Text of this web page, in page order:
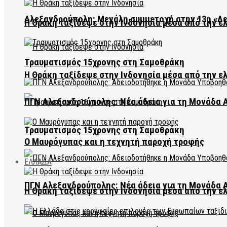
Αλεξανδρούπολη: Μεγάλη συμμετοχή στην 13η
Η Θράκη ταξίδεψε στην Ινδονησία μέσα από την
Τραυματισμός 15χρονης στη Σαμοθράκη
ΠΓΝ Αλεξανδρούπολης: Νέα άδεια για τη Μονάδα
Η Θράκη ταξίδεψε στην Ινδονησία μέσα από την
Τραυματισμός 15χρονης στη Σαμοθράκη
ΠΓΝ Αλεξανδρούπολης: Νέα άδεια για τη Μονάδα
Ο Μαυρόγυπας και η τεχνητή παροχή τροφής
ΕΛΛΑΔΑ
Η Θράκη ταξίδεψε στην Ινδονησία μέσα από την